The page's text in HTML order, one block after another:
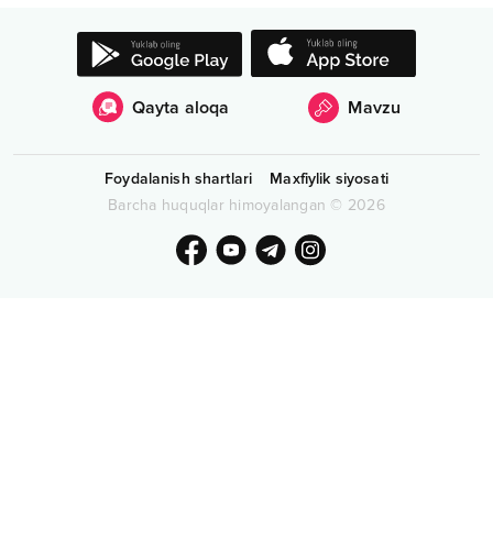
Qayta aloqa Mavzu
Foydalanish shartlari
Maxfiylik siyosati
Barcha huquqlar himoyalangan © 2026